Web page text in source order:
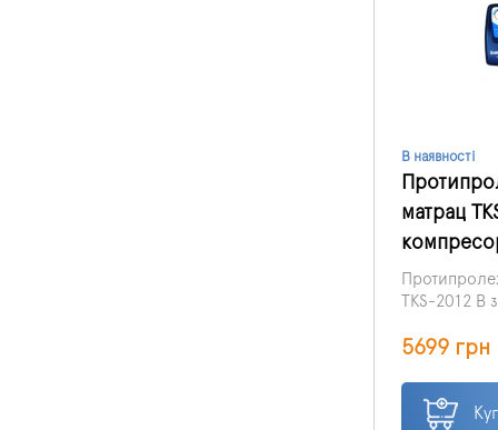
В наявності
матрац
TKS-2012 B
фахівців,
з
викликають
5699 грн